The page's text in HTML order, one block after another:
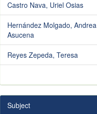
Castro Nava, Uriel Osias
Hernández Molgado, Andrea
Asucena
Reyes Zepeda, Teresa
Subject